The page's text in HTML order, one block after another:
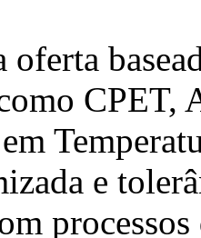
oferta
CPET,
e